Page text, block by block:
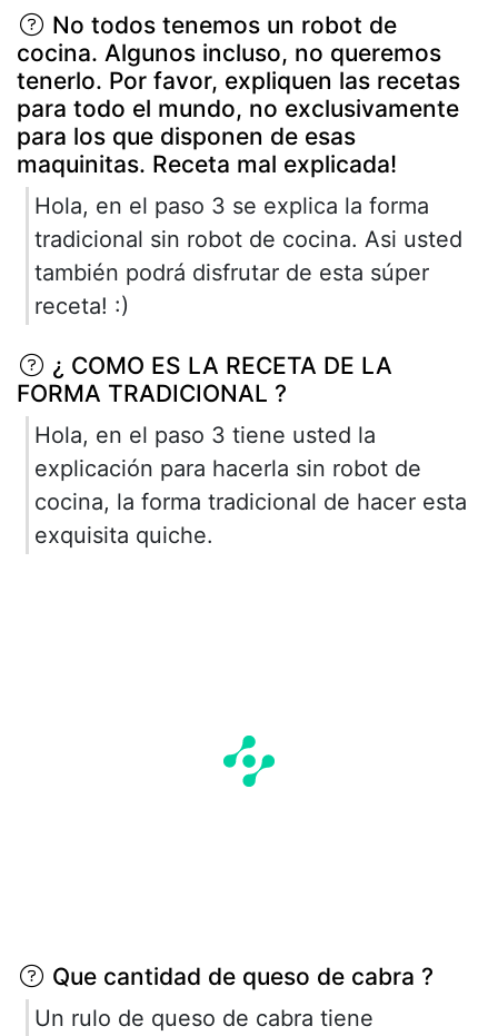
No todos tenemos un robot de
cocina. Algunos incluso, no queremos
tenerlo. Por favor, expliquen las recetas
para todo el mundo, no exclusivamente
para los que disponen de esas
maquinitas. Receta mal explicada!
Hola, en el paso 3 se explica la forma
tradicional sin robot de cocina. Asi usted
también podrá disfrutar de esta súper
receta! :)
¿ COMO ES LA RECETA DE LA
FORMA TRADICIONAL ?
Hola, en el paso 3 tiene usted la
explicación para hacerla sin robot de
cocina, la forma tradicional de hacer esta
exquisita quiche.
Que cantidad de queso de cabra ?
Un rulo de queso de cabra tiene